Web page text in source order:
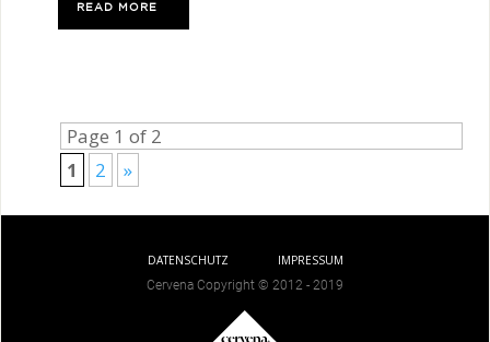
READ MORE
Page 1 of 2
1
2 »
DATENSCHUTZ
IMPRESSUM
Cervena Copyright © 2012 - 2019